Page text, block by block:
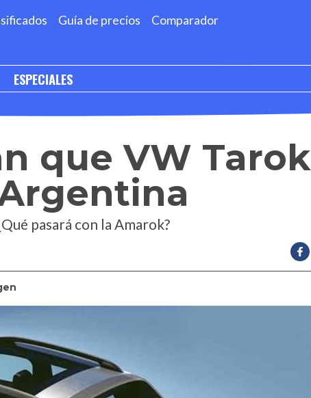
Guía de precios Comparador
ESPECIALES
que VW Tarok
pasará con la Amarok?